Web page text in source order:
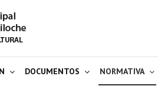
DOCUMENTOS NORMATIVA